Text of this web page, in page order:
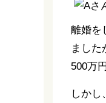
離婚を
ました
500万
しかし